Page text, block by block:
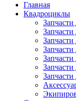
Главная
Квадроциклы
Запчасти
Запчасти
Запчасти
Запчасти
Запчасти